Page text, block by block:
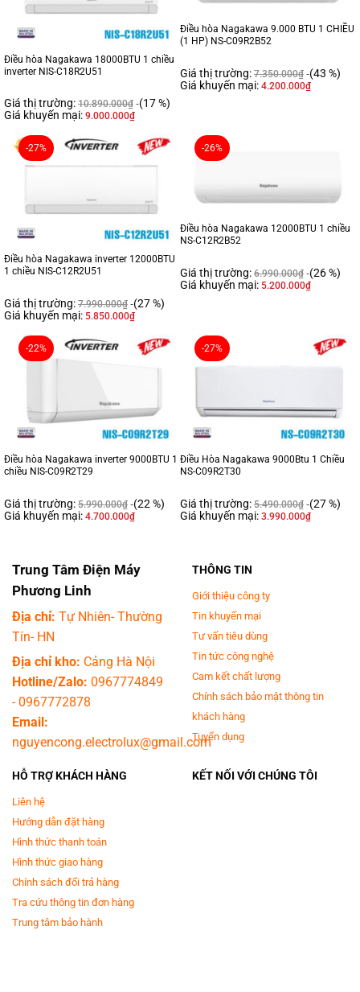
Điều hòa Nagakawa 18000BTU 1 chiều
inverter NIS-C18R2U51
Giá thị trường: 10.890.000₫ (17 %)
Giá khuyến mại: 9.000.000₫
Điều hòa Nagakawa 9.000 BTU 1 CHIỀU
(1 HP) NS-C09R2B52
Giá thị trường: 7.350.000₫ (43 %)
Giá khuyến mại: 4.200.000₫
-27%
Điều hòa Nagakawa inverter 12000BTU
1 chiều NIS-C12R2U51
Giá thị trường: 7.990.000₫ (27 %)
Giá khuyến mại: 5.850.000₫
-26%
Điều hòa Nagakawa 12000BTU 1 chiều
NS-C12R2B52
Giá thị trường: 6.990.000₫ (26 %)
Giá khuyến mại: 5.200.000₫
-22%
Điều hòa Nagakawa inverter 9000BTU 1
chiều NIS-C09R2T29
Giá thị trường: 5.990.000₫ (22 %)
Giá khuyến mại: 4.700.000₫
-27%
Điều Hòa Nagakawa 9000Btu 1 Chiều
NS-C09R2T30
Giá thị trường: 5.490.000₫ (27 %)
Giá khuyến mại: 3.990.000₫
Trung Tâm Điện Máy
Phương Linh
Địa chỉ: Tự Nhiên- Thường
Tín- HN
Địa chỉ kho: Cảng Hà Nội
Hotline/Zalo: 0967774849
-0967772878
Email:
nguyencong.electrolux@gmail.com
THÔNG TIN
Giới thiệu công ty
Tin khuyến mại
Tư vấn tiêu dùng
Tin tức công nghệ
Cam kết chất lượng
Chính sách bảo mật thông tin
khách hàng
Tuyển dụng
HỖ TRỢ KHÁCH HÀNG
Liên hệ
Hướng dẫn đặt hàng
Hình thức thanh toán
Hình thức giao hàng
Chính sách đổi trả hàng
Tra cứu thông tin đơn hàng
Trung tâm bảo hành
KẾT NỐI VỚI CHÚNG TÔI